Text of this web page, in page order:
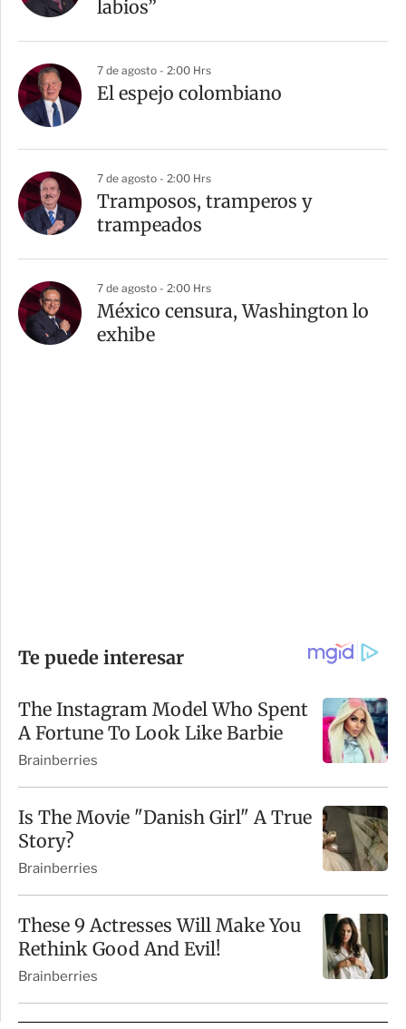
labios”
7 de agosto - 2:00 Hrs
El espejo colombiano
7 de agosto - 2:00 Hrs
Tramposos, tramperos y
trampeados
7 de agosto - 2:00 Hrs
México censura, Washington lo
exhibe